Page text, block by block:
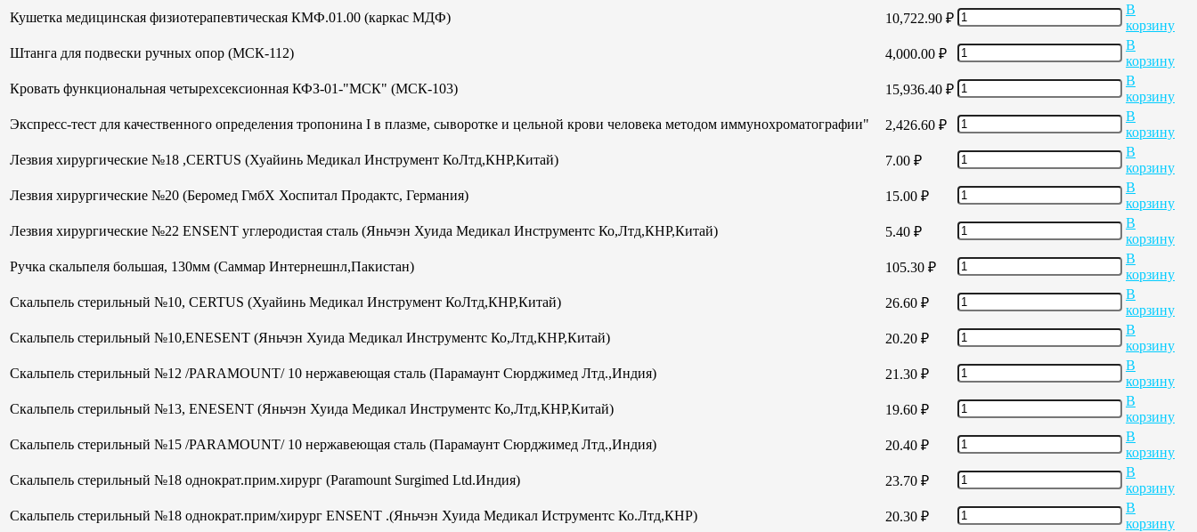
Кушетка медицинская физиотерапевтическая КМФ.01.00 (каркас МДФ)
10,722.90 ₽
В
корзину
Штанга для подвески ручных опор (МСК-112)
4,000.00 ₽
В
корзину
Кровать функциональная четырехсексионная КФЗ-01-"МСК" (МСК-103)
15,936.40 ₽
В
корзину
Экспресс-тест для качественного определения тропонина I в плазме, сыворотке и цельной крови человека методом иммунохроматографии"
2,426.60 ₽
В
корзину
Лезвия хирургические №18 ,CERTUS (Хуайинь Медикал Инструмент КоЛтд,КНР,Китай)
7.00 ₽
В
корзину
Лезвия хирургические №20 (Беромед ГмбХ Хоспитал Продактс, Германия)
15.00 ₽
В
корзину
Лезвия хирургические №22 ENSENT углеродистая сталь (Яньчэн Хуида Медикал Инструментс Ко,Лтд,КНР,Китай)
5.40 ₽
В
корзину
Ручка скальпеля большая, 130мм (Саммар Интернешнл,Пакистан)
105.30 ₽
В
корзину
Скальпель стерильный №10, CERTUS (Хуайинь Медикал Инструмент КоЛтд,КНР,Китай)
26.60 ₽
В
корзину
Скальпель стерильный №10,ENESENT (Яньчэн Хуида Медикал Инструментс Ко,Лтд,КНР,Китай)
20.20 ₽
В
корзину
Скальпель стерильный №12 /PARAMOUNT/ 10 нержавеющая сталь (Парамаунт Сюрджимед Лтд.,Индия)
21.30 ₽
В
корзину
Скальпель стерильный №13, ENESENT (Яньчэн Хуида Медикал Инструментс Ко,Лтд,КНР,Китай)
19.60 ₽
В
корзину
Скальпель стерильный №15 /PARAMOUNT/ 10 нержавеющая сталь (Парамаунт Сюрджимед Лтд.,Индия)
20.40 ₽
В
корзину
Скальпель стерильный №18 однократ.прим.хирург (Paramount Surgimed Ltd.Индия)
23.70 ₽
В
корзину
Скальпель стерильный №18 однократ.прим/хирург ENSENT .(Яньчэн Хуида Медикал Иструментс Ко.Лтд,КНР)
20.30 ₽
В
корзину